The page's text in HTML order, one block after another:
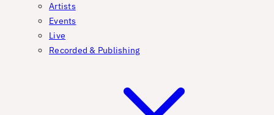
Artists
Events
Live
Recorded & Publishing